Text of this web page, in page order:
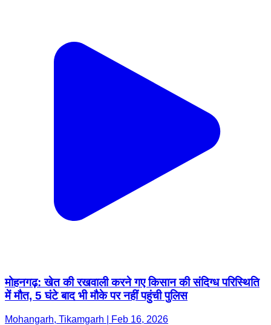
मोहनगढ़: खेत की रखवाली करने गए किसान की संदिग्ध परिस्थिति
में मौत, 5 घंटे बाद भी मौके पर नहीं पहुंची पुलिस
Mohangarh, Tikamgarh | Feb 16, 2026